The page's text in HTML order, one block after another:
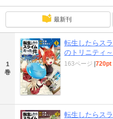
最新刊
1
巻
転生したらス
のトリニティ
163ページ |720pt
転生したらス